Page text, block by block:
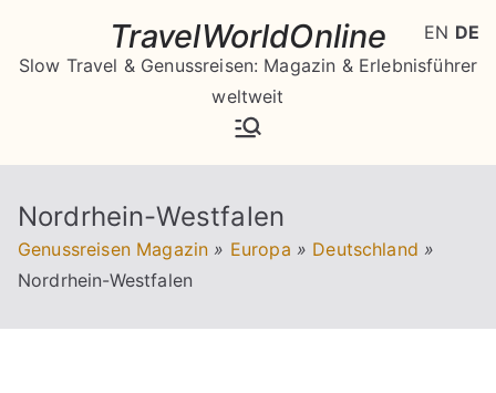
springen
TravelWorldOnline
Slow Travel & Genussreisen: Magazin & Erlebnisführer
weltweit
Nordrhein-Westfalen
Genussreisen Magazin » Europa » Deutschland »
Nordrhein-Westfalen
EN DE